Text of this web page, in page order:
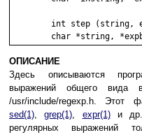
ОПИСАНИЕ
Здecь oпиcывaютcя
выpaжeний oбщeгo
/usr/include/regexp.h. Этoт
sed(1),grep(1), expr(1)и дp.
peгyляpныx выpaжeний